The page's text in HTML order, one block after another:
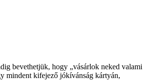
bevethetjük, hogy „vásárlok neked valami
mindent kifejező jókívánság kártyán,